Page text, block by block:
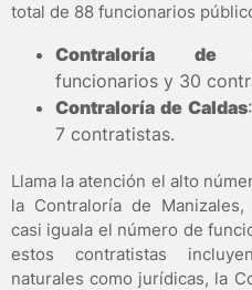
total de 88 funcionarios
Contraloría de
funcionarios y 30
Contraloría de Caldas
7 contratistas.
Llama la atención el alto
la Contraloría de
casi iguala el número de
estos contratistas
naturales como jurídicas, la